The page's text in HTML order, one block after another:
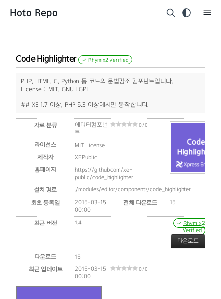
Hoto Repo
Code Highlighter ✓ Rhymix2 Verified
PHP, HTML, C, Python 등 코드의 문법강조 컴포넌트입니다.
License : MIT, GNU LGPL
## XE 1.7 이상, PHP 5.3 이상에서만 동작합니다.
자료 분류
에디터컴포넌
트
0 / 0
라이선스
MIT License
제작자
XEPublic
홈페이지
https://github.com/xe-
public/code_highlighter
설치 경로
./modules/editor/components/code_highlighter
최초 등록일
2015-03-15
00:00
전체 다운로드 15
최근 버전 1.4
✓ Rhymix2
Verified
다운로드
다운로드
15
최근 업데이트
2015-03-15
00:00
0 / 0